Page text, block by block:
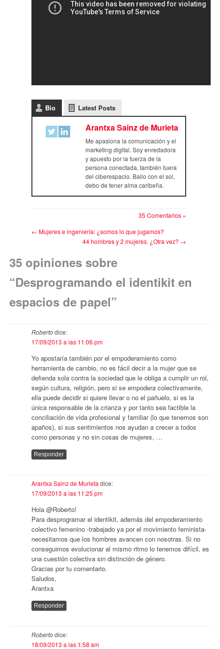
Bio Latest Posts
Arantxa Sainz de Murieta
Me apasiona la comunicación y el
marketing digital. Soy enredadora
y apuesto por la fuerza de la
persona conectada, también fuera
del ciberespacio. Bailo con el sol,
debo de tener alma caribeña.
35 Comentarios »
← Mujeres e ingeniería: ¿somos lo que jugamos?
44 hombres y 2 mujeres. ¿Otra vez? →
35 opiniones sobre
“Desprogramando el identikit en
espacios de papel”
Robertodice:
17/09/2013 a las 11:06 pm
Yo apostaría también por el empoderamiento como
herramienta de cambio, no es fácil decir a la mujer que se
defienda sola contra la sociedad que le obliga a cumplir un rol,
según cultura, religión, pero si se empodera colectivamente,
ella puede decidir si quiere llevar o no el pañuelo, si es la
única responsable de la crianza y por tanto sea factible la
conciliación de vida profesional y familiar (lo que tenemos son
apaños), si sus sentimientos nos ayudan a crecer a todos
como personas y no sin cosas de mujeres, …
Responder
Arantxa Sainz de Murieta dice:
17/09/2013 a las 11:25 pm
Hola @Roberto!
Para desprogramar el identikit, además del empoderamiento
colectivo femenino -trabajado ya por el movimiento feminista-
necesitamos que los hombres avancen con nosotras. Si no
conseguimos evolucionar al mismo ritmo lo tenemos difícil, es
una cuestión colectiva sin distinción de género.
Gracias por tu comentario.
Saludos,
Arantxa
Responder
Robertodice:
18/09/2013 a las 1:58 am